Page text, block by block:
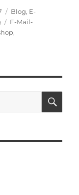
Kategorien
Blog, E-
Schlagwörter
E-Mail-
,